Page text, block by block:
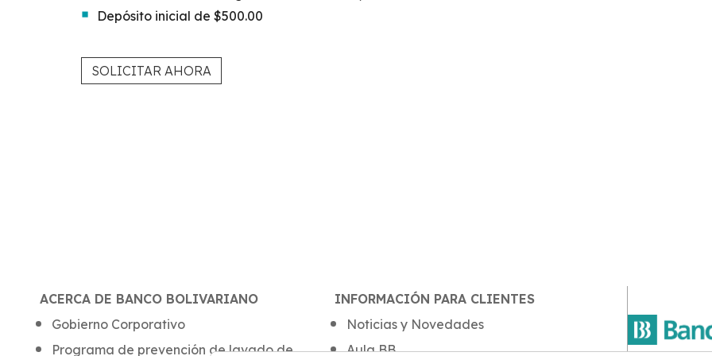
Depósito inicial de $500.00
SOLICITAR AHORA
ACERCA DE BANCO BOLIVARIANO
Gobierno Corporativo
Programa de prevención de lavado de
INFORMACIÓN PARA CLIENTES
Noticias y Novedades
Aula BB